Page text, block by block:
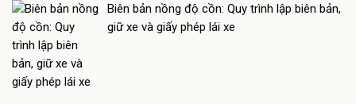
Biên bản nồng độ cồn: Quy trình lập biên bản,
giữ xe và giấy phép lái xe